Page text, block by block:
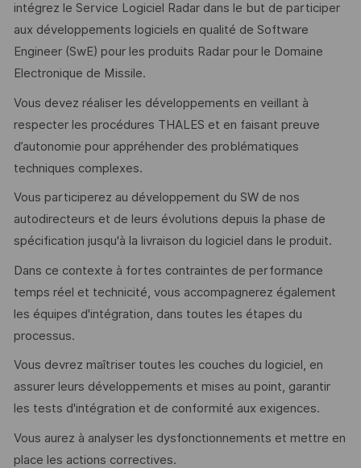
intégrez le Service Logiciel Radar dans le but de participer
aux développements logiciels en qualité de Software
Engineer (SwE) pour les produits Radar pour le Domaine
Electronique de Missile.
Vous devez réaliser les développements en veillant à
respecter les procédures THALES et en faisant preuve
d’autonomie pour appréhender des problématiques
techniques complexes.
Vous participerez au développement du SW de nos
autodirecteurs et de leurs évolutions depuis la phase de
spécification jusqu'à la livraison du logiciel dans le produit.
Dans ce contexte à fortes contraintes de performance
temps réel et technicité, vous accompagnerez également
les équipes d'intégration, dans toutes les étapes du
processus.
Vous devrez maîtriser toutes les couches du logiciel, en
assurer leurs développements et mises au point, garantir
les tests d'intégration et de conformité aux exigences.
Vous aurez à analyser les dysfonctionnements et mettre en
place les actions correctives.